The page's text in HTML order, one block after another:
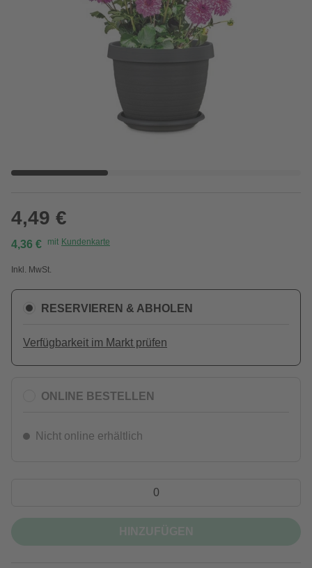
4,49 €
4,36 € mit Kundenkarte
Inkl. MwSt.
RESERVIEREN & ABHOLEN
Verfügbarkeit im Markt prüfen
ONLINE BESTELLEN
Nicht online erhältlich